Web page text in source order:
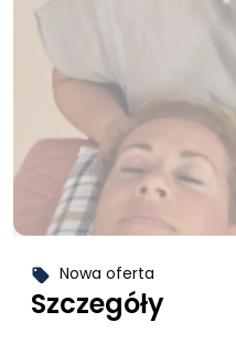
Szczegóły
local_offer Nowa oferta